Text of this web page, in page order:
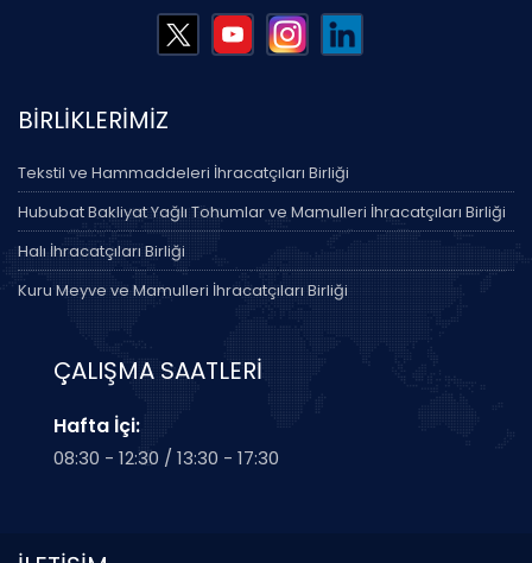
BİRLİKLERİMİZ
Tekstil ve Hammaddeleri İhracatçıları Birliği
Hububat Bakliyat Yağlı Tohumlar ve Mamulleri İhracatçıları Birliği
Halı İhracatçıları Birliği
Kuru Meyve ve Mamulleri İhracatçıları Birliği
ÇALIŞMA SAATLERİ
Hafta İçi:
08:30 - 12:30 / 13:30 - 17:30